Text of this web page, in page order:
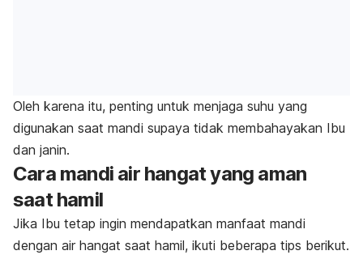
Oleh karena itu, penting untuk menjaga suhu yang
digunakan saat mandi supaya tidak membahayakan Ibu
dan janin.
Cara mandi air hangat yang aman
saat hamil
Jika Ibu tetap ingin mendapatkan manfaat mandi
dengan air hangat saat hamil, ikuti beberapa tips berikut.